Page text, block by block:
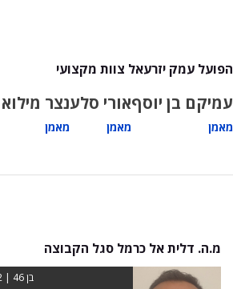
הפועל עמק יזרעאל צוות מקצועי
עמיקם בן יוסף
מאמן
אורי סלע
מאמן
נצר מילוא
מאמן
מ.ה. דלית אל כרמל סגל הקבוצה
בן 46 | 192